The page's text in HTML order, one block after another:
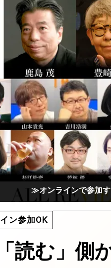
≫オンラインで参加
ン参加OK
「読む」側